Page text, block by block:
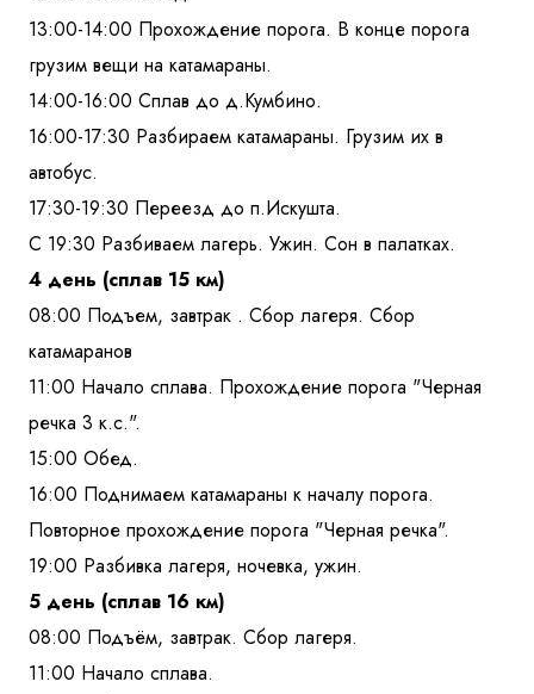
13:00-14:00 Прохождение порога. В конце порога
грузим вещи на катамараны.
14:00-16:00 Сплав до д.Кумбино.
16:00-17:30 Разбираем катамараны. Грузим их в
автобус.
17:30-19:30 Переезд до п.Искушта.
С 19:30 Разбиваем лагерь. Ужин. Сон в палатках.
4 день (сплав 15 км)
08:00 Подъем, завтрак . Сбор лагеря. Сбор
катамаранов
11:00 Начало сплава. Прохождение порога "Черная
речка 3 к.с.".
15:00 Обед.
16:00 Поднимаем катамараны к началу порога.
Повторное прохождение порога "Черная речка".
19:00 Разбивка лагеря, ночевка, ужин.
5 день (сплав 16 км)
08:00 Подъём, завтрак. Сбор лагеря.
11:00 Начало сплава.